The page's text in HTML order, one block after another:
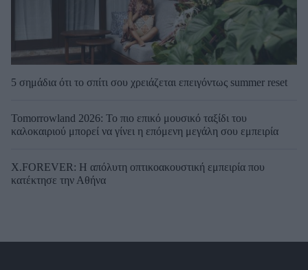
5 σημάδια ότι το σπίτι σου χρειάζεται επειγόντως summer reset
Tomorrowland 2026: Το πιο επικό μουσικό ταξίδι του
καλοκαιριού μπορεί να γίνει η επόμενη μεγάλη σου εμπειρία
X.FOREVER: Η απόλυτη οπτικοακουστική εμπειρία που
κατέκτησε την Αθήνα